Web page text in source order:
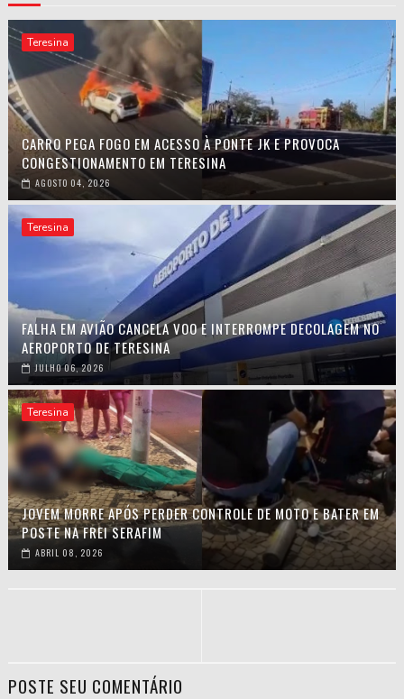
Teresina
CARRO PEGA FOGO EM ACESSO À PONTE JK E PROVOCA
CONGESTIONAMENTO EM TERESINA
AGOSTO 04, 2026
Teresina
FALHA EM AVIÃO CANCELA VOO E INTERROMPE DECOLAGEM NO
AEROPORTO DE TERESINA
JULHO 06, 2026
Teresina
JOVEM MORRE APÓS PERDER CONTROLE DE MOTO E BATER EM
POSTE NA FREI SERAFIM
ABRIL 08, 2026
POSTE SEU COMENTÁRIO